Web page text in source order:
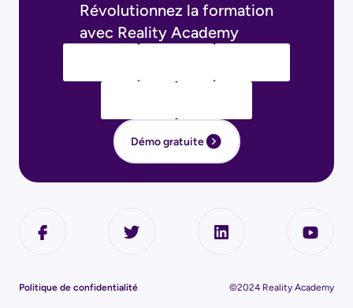
Révolutionnez la formation
avec Reality Academy
Démo gratuite
Politique de confidentialité ©2024 Reality Academy